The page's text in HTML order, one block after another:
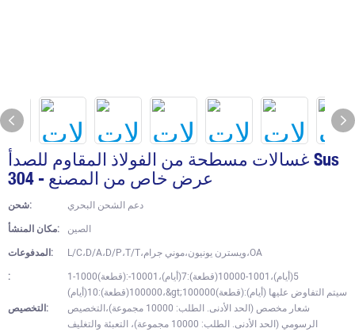
غسالات مسطحة من الفولاذ المقاوم للصدأ Sus
304 - عرض خاص من المصنع
شحن:
دعم الشحن البحري
مكان المنشأ:
الصين
المدفوعات:
L/C،D/A،D/P،T/T،ويسترن يونيون،موني جرام،OA
:
1-1000(قطعة):5(أيام)،1001-10000(قطعة):7(أيام)،10001-
100000(قطعة):10(أيام)،&gt;100000(قطعة):سيتم التفاوض عليها (أيام)
التخصيص:
شعار مخصص (الحد الأدنى. الطلب: 10000 مجموعة)،التخصيص
الرسومي (الحد الأدنى. الطلب: 10000 مجموعة)، التعبئة والتغليف